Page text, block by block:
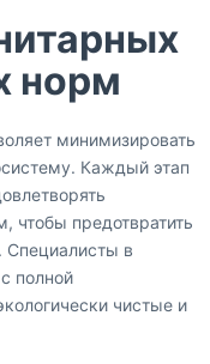
норм
минимизировать
Каждый этап
чтобы предотвратить
Специалисты в
полной
чистые и